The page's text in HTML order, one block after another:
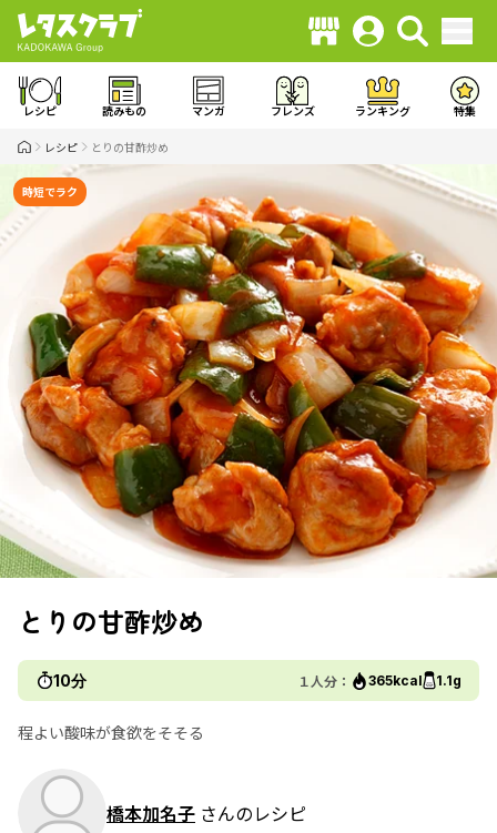
レシピ 読みもの マンガ フレンズ ランキング 特集
レシピ とりの甘酢炒め
時短でラク
とりの甘酢炒め
10分 １人分： 365kcal 1.1g
程よい酸味が食欲をそそる
橋本加名子 さんのレシピ